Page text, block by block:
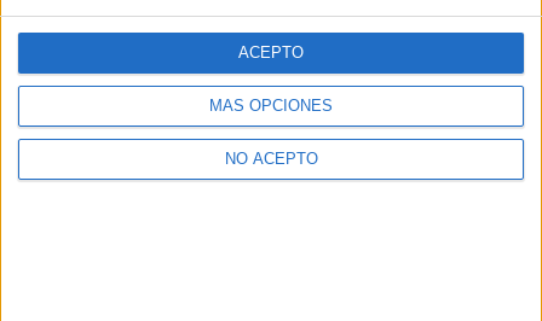
MÁS OPCIONES
NO ACEPTO
ACEPTO